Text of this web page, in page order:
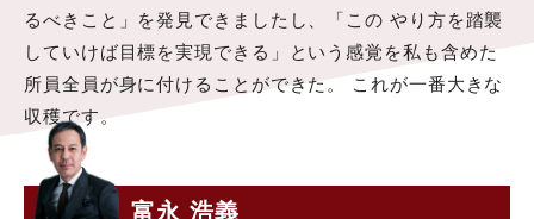
るべきこと」を発見できましたし、「この やり方を踏襲
していけば目標を実現できる」という感覚を私も含めた
所員全員が身に付けることができた。 これが一番大きな
収穫です。
富永 浩義